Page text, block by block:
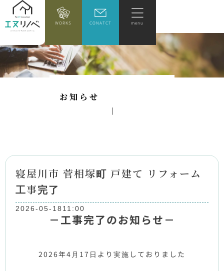
WORKS CONATCT menu
お知 ら せ
寝屋川市 菅相塚町 戸建て リフォーム
工事完了
2026-05-18 11:00
－工事完了のお知らせ－
2026年4月17日より実施しておりました